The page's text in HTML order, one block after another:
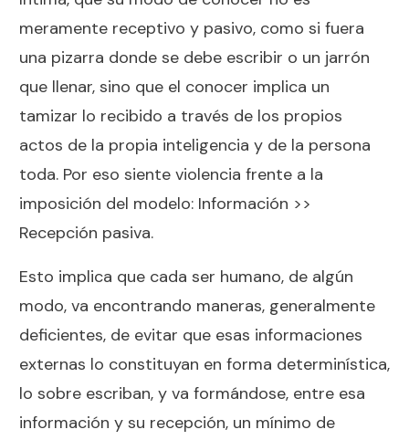
meramente receptivo y pasivo, como si fuera
una pizarra donde se debe escribir o un jarrón
que llenar, sino que el conocer implica un
tamizar lo recibido a través de los propios
actos de la propia inteligencia y de la persona
toda. Por eso siente violencia frente a la
imposición del modelo: Información >>
Recepción pasiva.
Esto implica que cada ser humano, de algún
modo, va encontrando maneras, generalmente
deficientes, de evitar que esas informaciones
externas lo constituyan en forma determinística,
lo sobre escriban, y va formándose, entre esa
información y su recepción, un mínimo de